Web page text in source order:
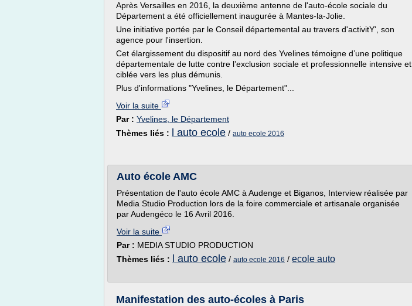
Après Versailles en 2016, la deuxième antenne de l'auto-école sociale du
Département a été officiellement inaugurée à Mantes-la-Jolie.
Une initiative portée par le Conseil départemental au travers d'activitY', son
agence pour l'insertion.
Cet élargissement du dispositif au nord des Yvelines témoigne d’une politique
départementale de lutte contre l’exclusion sociale et professionnelle intensive et
ciblée vers les plus démunis.
Plus d'informations "Yvelines, le Département"...
Voir la suite
Par : Yvelines, le Département
Thèmes liés :
l auto ecole / auto ecole 2016
Auto école AMC
Présentation de l'auto école AMC à Audenge et Biganos, Interview réalisée par
Media Studio Production lors de la foire commerciale et artisanale organisée
par Audengéco le 16 Avril 2016.
Voir la suite
Par : MEDIA STUDIO PRODUCTION
Thèmes liés :
l auto ecole / auto ecole 2016 / ecole auto
Manifestation des auto-écoles à Paris